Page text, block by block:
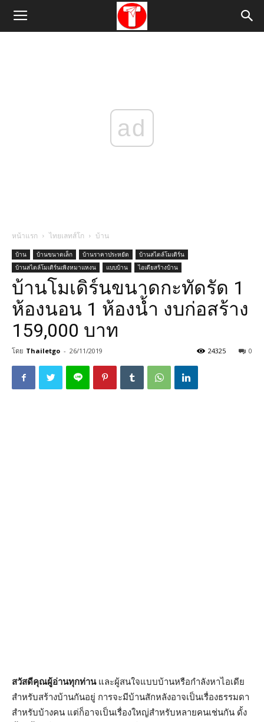
ad
หน้าแรก ไทยเลทส์โก บ้าน
บ้าน บ้านขนาดเล็ก บ้านราคาประหยัด
บ้านสไตล์โมเดิร์น
บ้านสไตล์โมเดิร์นเพิงหมาแหงน
แบบบ้าน ไอเดียสร้างบ้าน
บ้านโมเดิร์นขนาดกะทัดรัด 1
ห้องนอน 1 ห้องน้ำ งบก่อสร้าง
159,000 บาท
โดย Thailetgo - 26/11/2019 0
24325
สวัสดีคุณผู้อ่านทุกท่านและผู้สนใจแบบบ้านหรือกำลังหาไอเดีย
สำหรับสร้างบ้านกันอยู่ การจะมีบ้านสักหลังอาจเป็นเรื่องธรรมดา
สำหรับบ้างคน แต่ก็อาจเป็นเรื่องใหญ่สำหรับหลายคนเช่นกัน ดั้ง